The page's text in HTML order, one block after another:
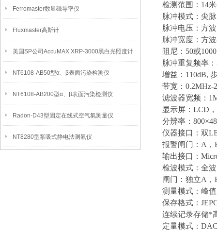
Ferromaster数显磁导率仪
Fluxmaster高斯计
美国SP公司AccuMAX XRP-3000黑白光照度计
NT6108-AB50型α、β表面污染检测仪
NT6108-AB200型α、β表面污染检测仪
Radon-D43型固定在线式空气氡测量仪
NT8280型泵吸式静电法测氡仪
检测范围：14
脉冲模式：尖
脉冲电压：方
脉冲宽度：方
阻尼：50或
脉冲重复频率
增益：110dB,
带宽：0.2MHz-
滤波器宽频：
显示屏：LCD
分辨率：
仪器接口：双
报警闸门：A，
输出接口：
检波模式：全
闸门：独立A，
测量模式：峰
保存格式：
连续记录存储*
定量模式：